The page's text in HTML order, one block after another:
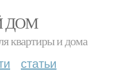
ДОМ
квартиры и дома
статьи